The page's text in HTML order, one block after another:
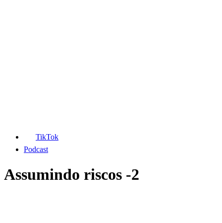
TikTok
Podcast
Assumindo riscos -2